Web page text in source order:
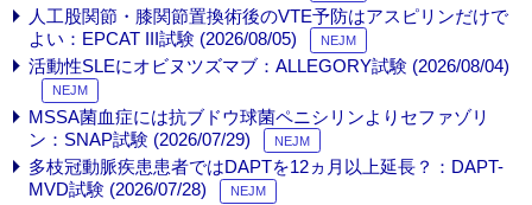
人工股関節・膝関節置換術後のVTE予防はアスピリンだけで
よい：EPCAT III試験 (2026/08/05)
NEJM
活動性SLEにオビヌツズマブ：ALLEGORY試験 (2026/08/04)
NEJM
MSSA菌血症には抗ブドウ球菌ペニシリンよりセファゾリ
ン：SNAP試験 (2026/07/29)
NEJM
多枝冠動脈疾患患者ではDAPTを12ヵ月以上延長？：DAPT-
MVD試験 (2026/07/28)
NEJM